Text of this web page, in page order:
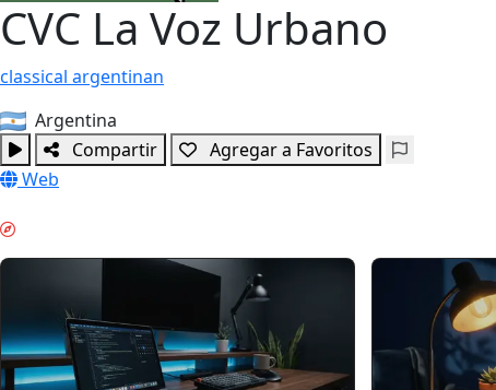
CVC La Voz Urbano
classical argentinan
Argentina
Compartir
Agregar a Favoritos
Web